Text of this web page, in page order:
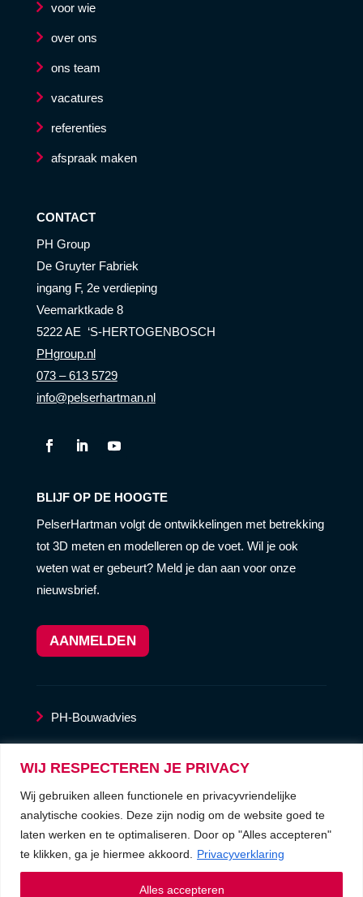
WIJ RESPECTEREN JE PRIVACY
Wij gebruiken alleen functionele en privacyvriendelijke
analytische cookies. Deze zijn nodig om de website goed te
laten werken en te optimaliseren. Door op "Alles accepteren"
te klikken, ga je hiermee akkoord.
Privacyverklaring
Alles accepteren
voor wie
over ons
ons team
vacatures
referenties
afspraak maken
CONTACT
PH Group
De Gruyter Fabriek
ingang F, 2e verdieping
Veemarktkade 8
5222 AE ‘S-HERTOGENBOSCH
PHgroup.nl
073 – 613 5729
info@pelserhartman.nl
BLIJF OP DE HOOGTE
PelserHartman volgt de ontwikkelingen met betrekking
tot 3D meten en modelleren op de voet. Wil je ook
weten wat er gebeurt? Meld je dan aan voor onze
nieuwsbrief.
AANMELDEN
PH-Bouwadvies
privacyverklaring
algemene voorwaarden